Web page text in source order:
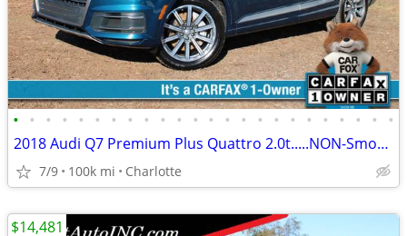
• • • • • • • • • • • • • • • • • • • • • • • •
2018 Audi Q7 Premium Plus Quattro 2.0t.....NON-Smoker, ONE OWNER
7/9 100k mi Charlotte
$14,481